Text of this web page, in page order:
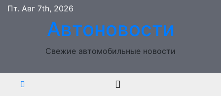
Перейти
содержимому
Пт. Авг 7th, 2026
Автоновости
Свежие автомобильные новости